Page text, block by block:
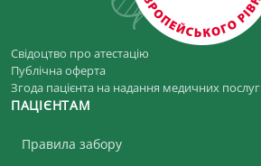
Свідоцтво про атестацію
Публічна оферта
Згода пацієнта на надання медичних послуг
ПАЦІЄНТАМ
Правила забору